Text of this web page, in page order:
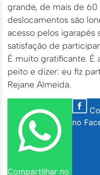
grande, de mais de 60
deslocamentos são
acesso pelos igarapés
satisfação de
É muito gratificante. É
peito e dizer: eu fiz
Rejane Almeida.
Compartilhar no
no